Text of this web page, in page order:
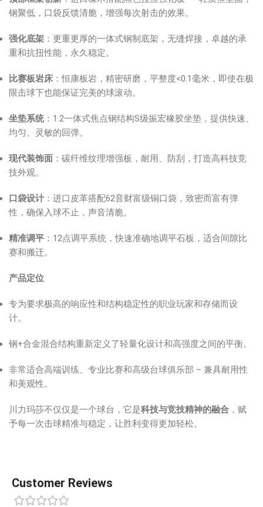
钢聚低，口袋反馈清脆，增强每次射击的效果。
强化底架 ：更重更厚的一体式钢制底架，无缝焊接，卓越的承
重和抗扭性能，永久稳定。
比赛板岩床 ：恒康板岩，精密研磨，平整度<0.1毫米，即使在极
限击球下也能保证完美的球滚动。
坐垫系统：1.2一体式焦点钢结构S级振宏橡胶坐垫，提供快速、
均匀、灵敏的回弹。
现代装饰面 ：碳纤维纹理增强板，耐用、防刮，打造高科技竞
技外观。
口袋设计 ：进口皮革搭配62音财富级铜口袋，致密而富有弹
性，确保入球不止，声音清脆。
精准调平 ：12点调平系统，快速准确地调平石板，适合间隙比
赛和搬迁。
产品定位
专为要求极高的响应性和结构稳定性的职业玩家和存储而设
计。
钢+合金混合结构重新定义了轻量化设计和高强度之间的平衡。
非常适合高端训练、专业比赛和高级台球俱乐部 – 兼具耐用性
和美观性。
川力玛莎不仅仅是一个球台，它是科技与竞技精神的融合 ，赋
予每一次击球精准与稳定，让胜利变得更加轻松。
Customer Reviews